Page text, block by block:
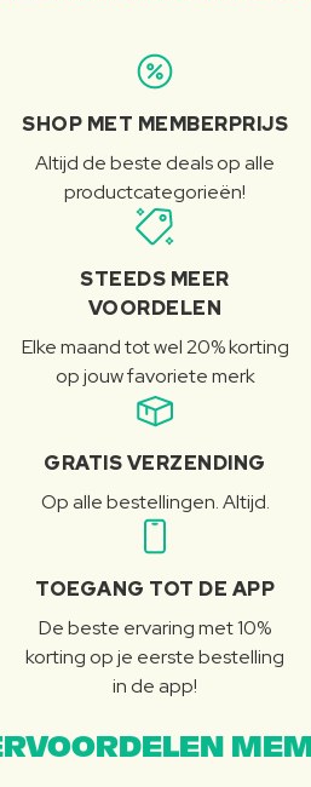
SHOP MET MEMBERPRIJS
Altijd de beste deals op alle
productcategorieën!
STEEDS MEER
VOORDELEN
Elke maand tot wel 20% korting
op jouw favoriete merk
GRATIS VERZENDING
Op alle bestellingen. Altijd.
TOEGANG TOT DE APP
De beste ervaring met 10%
korting op je eerste bestelling
in de app!